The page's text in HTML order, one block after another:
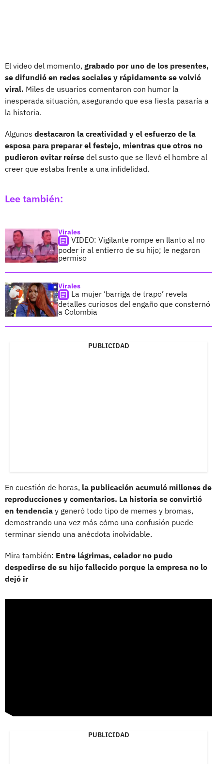
El video del momento, grabado por uno de los presentes,
se difundió en redes sociales y rápidamente se volvió
viral. Miles de usuarios comentaron con humor la
inesperada situación, asegurando que esa fiesta pasaría a
la historia.
Algunos destacaron la creatividad y el esfuerzo de la
esposa para preparar el festejo, mientras que otros no
pudieron evitar reírse del susto que se llevó el hombre al
creer que estaba frente a una infidelidad.
Lee también:
Virales
VIDEO: Vigilante rompe en llanto al no
poder ir al entierro de su hijo; le negaron
permiso
Virales
La mujer ‘barriga de trapo’ revela
detalles curiosos del engaño que consternó
a Colombia
PUBLICIDAD
En cuestión de horas, la publicación acumuló millones de
reproducciones y comentarios. La historia se convirtió
en tendencia y generó todo tipo de memes y bromas,
demostrando una vez más cómo una confusión puede
terminar siendo una anécdota inolvidable.
Mira también: Entre lágrimas, celador no pudo
despedirse de su hijo fallecido porque la empresa no lo
dejó ir
PUBLICIDAD